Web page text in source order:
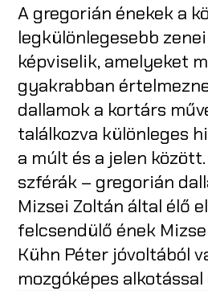
A gregorián énekek a
legkülönlegesebb
képviselik, amelyeket
gyakrabban
dallamok a kortárs
találkozva különleges
a múlt és a jelen
szférák – gregorián
Mizsei Zoltán által élő
felcsendülő ének
Kühn Péter jóvoltából
mozgóképes